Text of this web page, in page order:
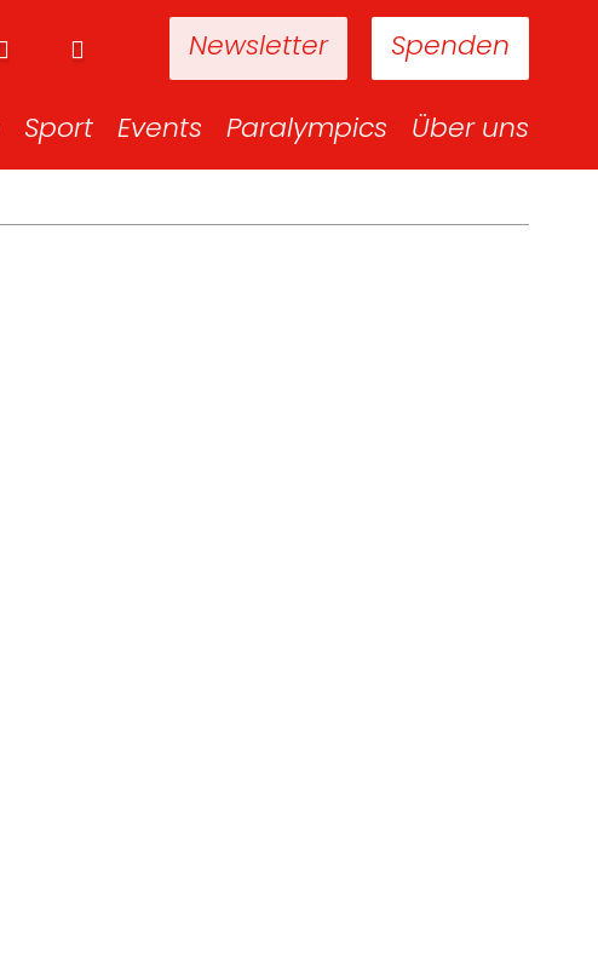
Spenden
Newsletter
Sport Events Paralympics Über uns